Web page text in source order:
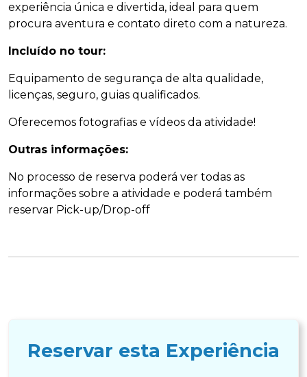
experiência única e divertida, ideal para quem
procura aventura e contato direto com a natureza.
Incluído no tour:
Equipamento de segurança de alta qualidade,
licenças, seguro, guias qualificados.
Oferecemos fotografias e vídeos da atividade!
Outras informações:
No processo de reserva poderá ver todas as
informações sobre a atividade e poderá também
reservar Pick-up/Drop-off
Reservar esta Experiência